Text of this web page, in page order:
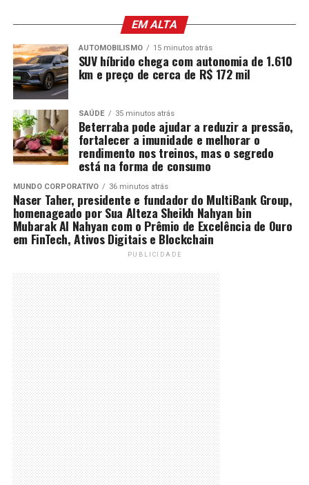
EM ALTA
AUTOMOBILISMO 15 minutos atrás
SUV híbrido chega com autonomia de 1.610
km e preço de cerca de R$ 172 mil
SAÚDE 35 minutos atrás
Beterraba pode ajudar a reduzir a pressão,
fortalecer a imunidade e melhorar o
rendimento nos treinos, mas o segredo
está na forma de consumo
MUNDO CORPORATIVO 36 minutos atrás
Naser Taher, presidente e fundador do MultiBank Group,
homenageado por Sua Alteza Sheikh Nahyan bin
Mubarak Al Nahyan com o Prêmio de Excelência de Ouro
em FinTech, Ativos Digitais e Blockchain
PUBLICIDADE